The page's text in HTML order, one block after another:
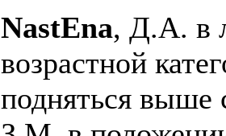
NastEna, Д.А. в
возрастной
подняться выше